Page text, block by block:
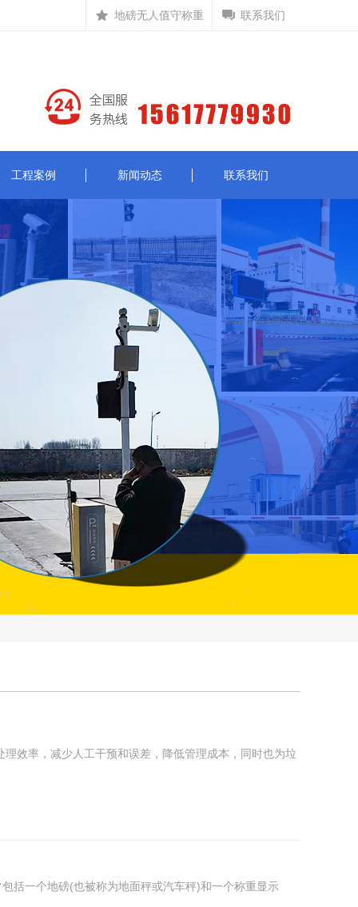
联系我们
地磅无人值守称重
工程案例 新闻动态 联系我们
效率，减少人工干预和误差，降低管理成本，同时也为垃
括一个地磅(也被称为地面秤或汽车秤)和一个称重显示